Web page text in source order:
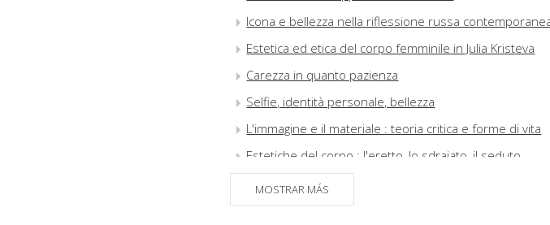
Icona e bellezza nella riflessione russa
Estetica ed etica del corpo femminile in Julia Kristeva
Carezza in quanto pazienza
Selfie, identità personale, bellezza
L'immagine e il materiale : teoria critica e forme di vita
Estetiche del corpo : l'eretto, lo sdraiato, il seduto
Nuovi media e bellezza : la narrazione estetica
L'organo della bellezza morale : tra ammirazione e vie
MOSTRAR MÁS